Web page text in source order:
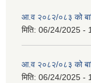
आ.व २०८२/०८३ को
मिति: 06/24/2025 -
आ.व २०८२/०८३ को
मिति: 06/24/2025 -